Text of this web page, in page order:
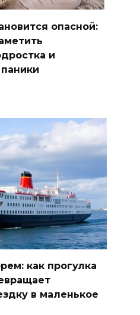
опасной:
и
как прогулка
в маленькое